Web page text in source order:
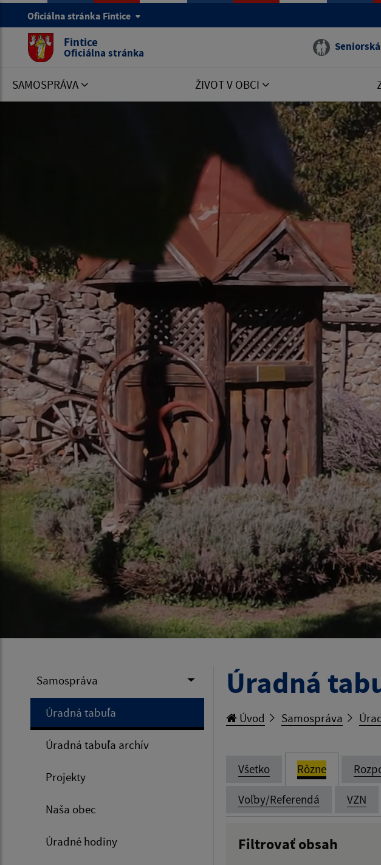
Oficiálna stránka Fintice
Fintice
Oficiálna stránka
SAMOSPRÁVA ŽIVOT V OBCI
Samospráva
Úradná tabuľa
Úradná tabuľa archív
Projekty
Naša obec
Úradné hodiny
Úradná
Úvod Samospráva
Všetko Rôzne
Voľby/Referendá VZN
Filtrovať obsah